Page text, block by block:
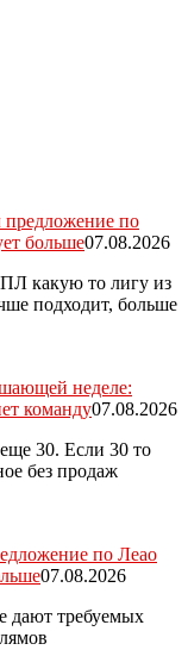
предложение по
больше07.08.2026
какую то лигу из
подходит, больше
неделе:
команду07.08.2026
30. Если 30 то
без продаж
по Леао
07.08.2026
дают требуемых